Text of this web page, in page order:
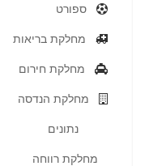
ספורט
מחלקת בריאות
מחלקת חירום
מחלקת הנדסה
נתונים
מחלקת רווחה